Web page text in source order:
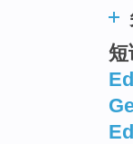
短